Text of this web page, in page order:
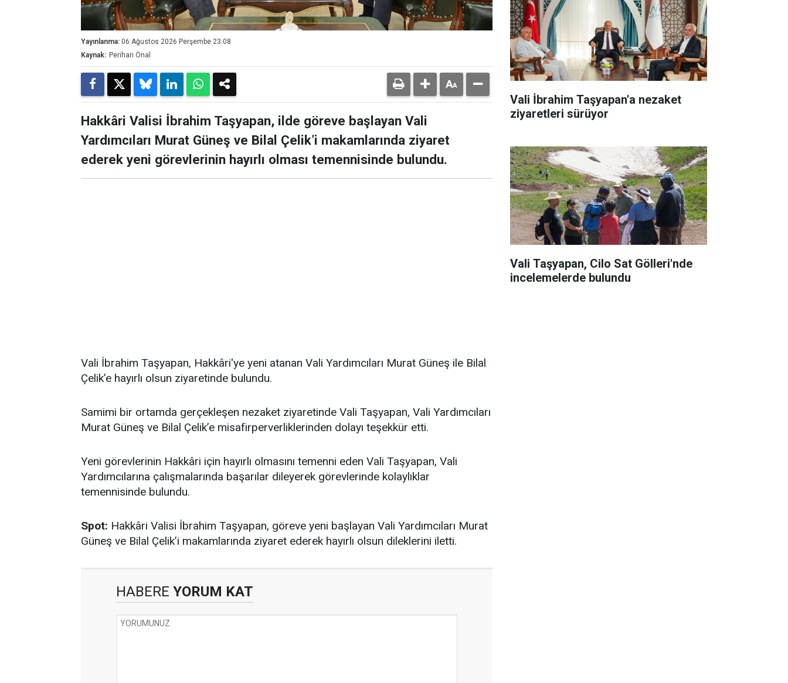
Yayınlanma: 06 Ağustos 2026 Perşembe 23:08
Kaynak: Perihan Önal
Hakkâri Valisi İbrahim Taşyapan, ilde göreve başlayan Vali
Yardımcıları Murat Güneş ve Bilal Çelik’i makamlarında ziyaret
ederek yeni görevlerinin hayırlı olması temennisinde bulundu.
Vali İbrahim Taşyapan, Hakkâri'ye yeni atanan Vali Yardımcıları Murat Güneş ile Bilal
Çelik’e hayırlı olsun ziyaretinde bulundu.
Samimi bir ortamda gerçekleşen nezaket ziyaretinde Vali Taşyapan, Vali Yardımcıları
Murat Güneş ve Bilal Çelik’e misafirperverliklerinden dolayı teşekkür etti.
Yeni görevlerinin Hakkâri için hayırlı olmasını temenni eden Vali Taşyapan, Vali
Yardımcılarına çalışmalarında başarılar dileyerek görevlerinde kolaylıklar
temennisinde bulundu.
Spot: Hakkâri Valisi İbrahim Taşyapan, göreve yeni başlayan Vali Yardımcıları Murat
Güneş ve Bilal Çelik’i makamlarında ziyaret ederek hayırlı olsun dileklerini iletti.
HABERE YORUM KAT
Vali İbrahim Taşyapan'a nezaket
ziyaretleri sürüyor
Vali Taşyapan, Cilo Sat Gölleri'nde
incelemelerde bulundu